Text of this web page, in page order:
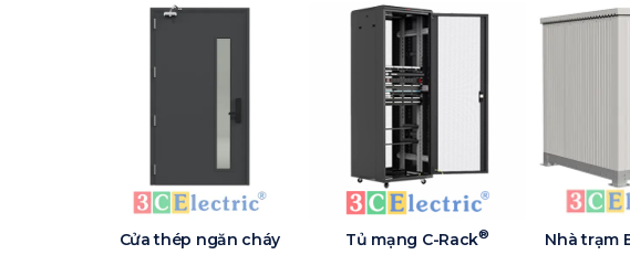
Cửa thép ngăn cháy Tủ mạng C-Rack® Nhà trạm